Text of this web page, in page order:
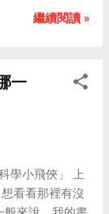
的觀眾 大聲
觀眾就抗議：
繼續閱讀 »
一
學小飛俠」 上
看看那裡有沒